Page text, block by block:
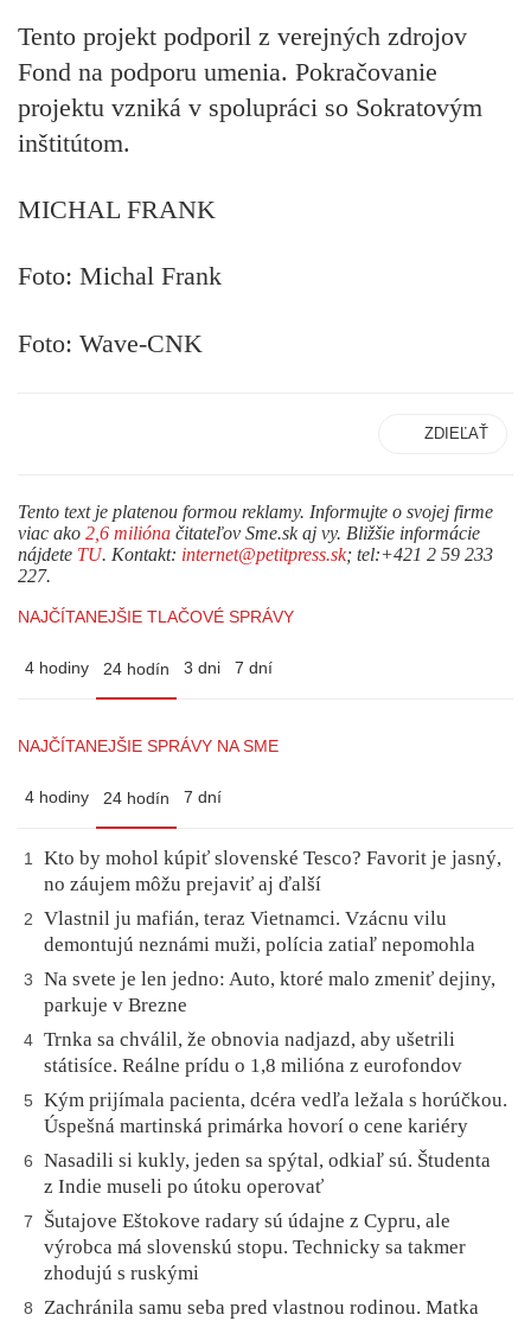
Tento projekt podporil z verejných zdrojov
Fond na podporu umenia. Pokračovanie
projektu vzniká v spolupráci so Sokratovým
inštitútom.
MICHAL FRANK
Foto: Michal Frank
Foto: Wave-CNK
ZDIEĽAŤ
Tento text je platenou formou reklamy. Informujte o svojej firme
viac ako 2,6 milióna čitateľov Sme.sk aj vy. Bližšie informácie
nájdete TU. Kontakt: internet@petitpress.sk; tel:+421 2 59 233
227.
NAJČÍTANEJŠIE TLAČOVÉ SPRÁVY
4 hodiny 24 hodín 3 dni 7 dní
NAJČÍTANEJŠIE SPRÁVY NA SME
4 hodiny 24 hodín 7 dní
1
Kto by mohol kúpiť slovenské Tesco? Favorit je jasný,
no záujem môžu prejaviť aj ďalší
2
Vlastnil ju mafián, teraz Vietnamci. Vzácnu vilu
demontujú neznámi muži, polícia zatiaľ nepomohla
3
Na svete je len jedno: Auto, ktoré malo zmeniť dejiny,
parkuje v Brezne
4 Trnka sa chválil, že obnovia nadjazd, aby ušetrili
státisíce. Reálne prídu o 1,8 milióna z eurofondov
5
Kým prijímala pacienta, dcéra vedľa ležala s horúčkou.
Úspešná martinská primárka hovorí o cene kariéry
6
Nasadili si kukly, jeden sa spýtal, odkiaľ sú. Študenta
z Indie museli po útoku operovať
7
Šutajove Eštokove radary sú údajne z Cypru, ale
výrobca má slovenskú stopu. Technicky sa takmer
zhodujú s ruskými
8
Zachránila samu seba pred vlastnou rodinou. Matka